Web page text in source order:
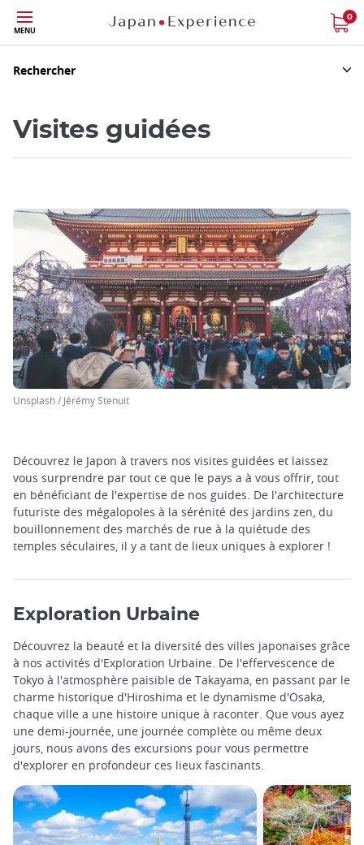
Skip
to
main
content
MENU
0
Rechercher
Visites guidées
Unsplash / Jérémy Stenuit
Découvrez le Japon à travers nos visites guidées et laissez
vous surprendre par tout ce que le pays a à vous offrir, tout
en bénéficiant de l'expertise de nos guides. De l'architecture
futuriste des mégalopoles à la sérénité des jardins zen, du
bouillonnement des marchés de rue à la quiétude des
temples séculaires, il y a tant de lieux uniques à explorer !
Exploration Urbaine
Découvrez la beauté et la diversité des villes japonaises grâce
à nos activités d'Exploration Urbaine. De l'effervescence de
Tokyo à l'atmosphère paisible de Takayama, en passant par le
charme historique d'Hiroshima et le dynamisme d'Osaka,
chaque ville a une histoire unique à raconter. Que vous ayez
une demi-journée, une journée complète ou même deux
jours, nous avons des excursions pour vous permettre
d'explorer en profondeur ces lieux fascinants.